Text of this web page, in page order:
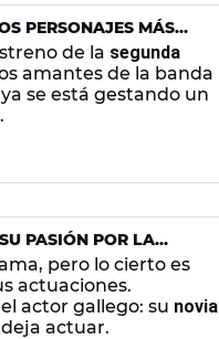
italiana que la
tema propio.
PERSONAJES MÁS
de la segunda
amantes de la banda
se está gestando un
PASIÓN POR LA
pero lo cierto es
actuaciones.
actor gallego: su novia
actuar.